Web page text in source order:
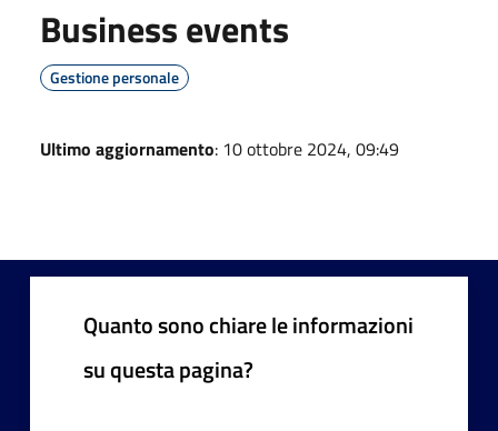
Business events
Gestione personale
Ultimo aggiornamento: 10 ottobre 2024, 09:49
Quanto sono chiare le informazioni
su questa pagina?